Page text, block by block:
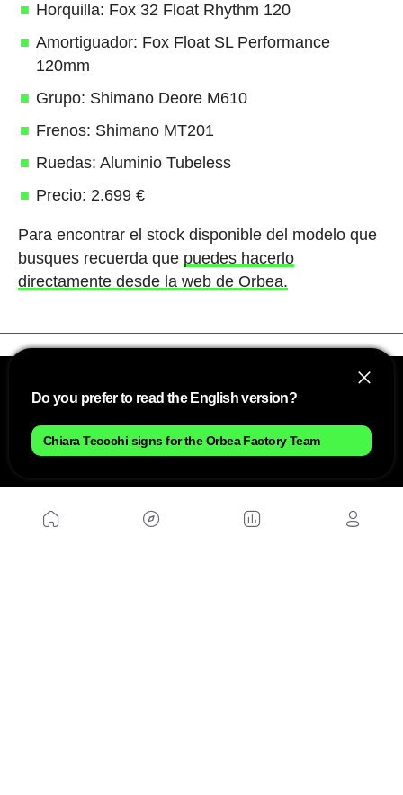
Horquilla: Fox 32 Float Rhythm 120
Amortiguador: Fox Float SL Performance
120mm
Grupo: Shimano Deore M610
Frenos: Shimano MT201
Ruedas: Aluminio Tubeless
Precio: 2.699 €
Para encontrar el stock disponible del modelo que
busques recuerda que puedes hacerlo
directamente desde la web de Orbea.
Do you prefer to read the English version?
Chiara Teocchi signs for the Orbea Factory Team